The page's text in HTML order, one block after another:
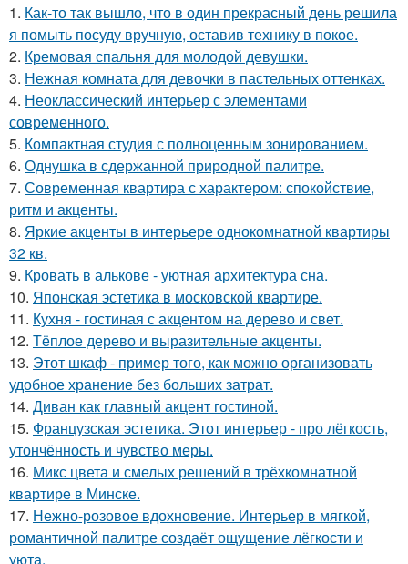
1. Как-то так вышло, что в один прекрасный день решила
я помыть посуду вручную, оставив технику в покое.
2. Кремовая спальня для молодой девушки.
3. Нежная комната для девочки в пастельных оттенках.
4. Неоклассический интерьер с элементами
современного.
5. Компактная студия с полноценным зонированием.
6. Однушка в сдержанной природной палитре.
7. Современная квартира с характером: спокойствие,
ритм и акценты.
8. Яркие акценты в интерьере однокомнатной квартиры
32 кв.
9. Кровать в алькове - уютная архитектура сна.
10. Японская эстетика в московской квартире.
11. Кухня - гостиная с акцентом на дерево и свет.
12. Тёплое дерево и выразительные акценты.
13. Этот шкаф - пример того, как можно организовать
удобное хранение без больших затрат.
14. Диван как главный акцент гостиной.
15. Французская эстетика. Этот интерьер - про лёгкость,
утончённость и чувство меры.
16. Микс цвета и смелых решений в трёхкомнатной
квартире в Минске.
17. Нежно-розовое вдохновение. Интерьер в мягкой,
романтичной палитре создаёт ощущение лёгкости и
уюта.